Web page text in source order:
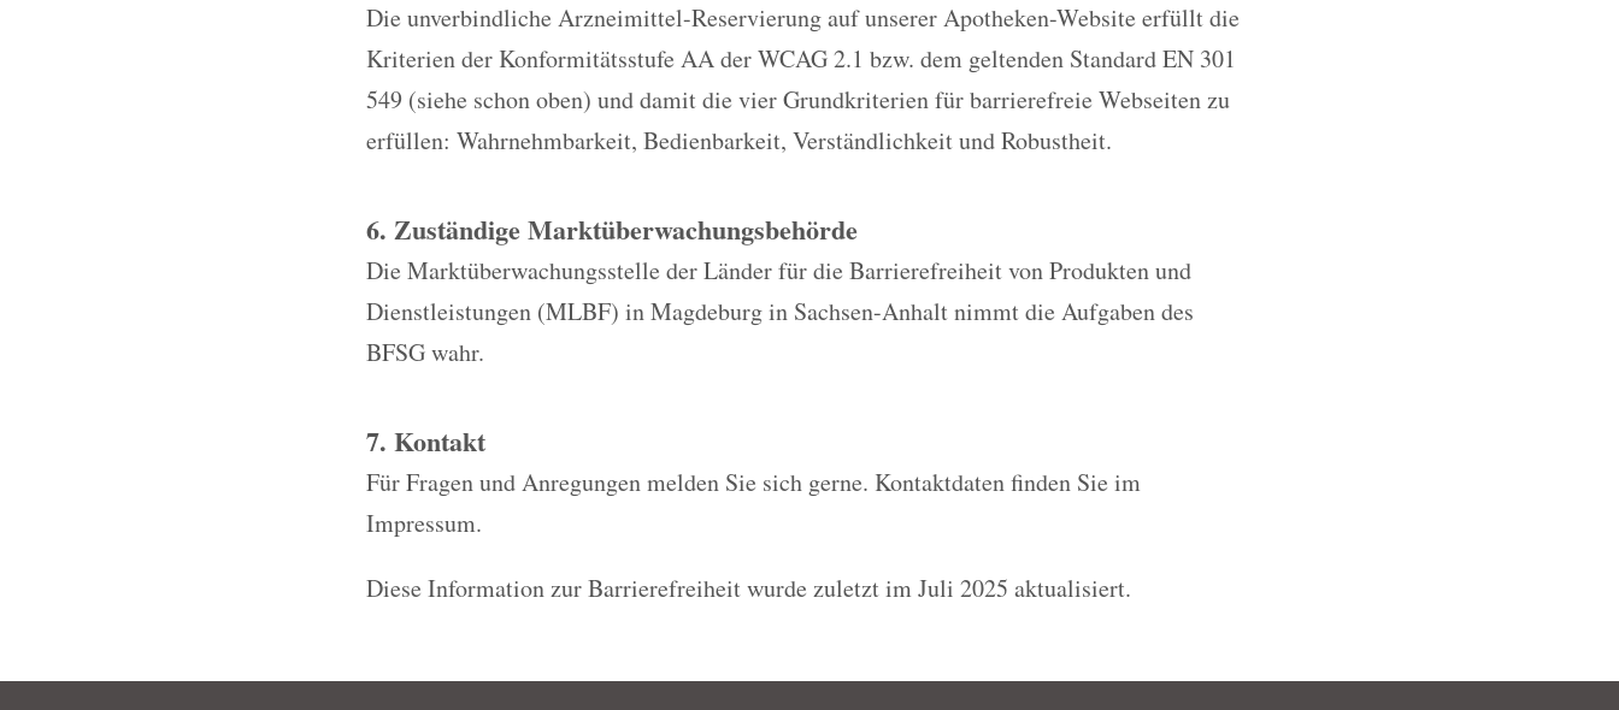
Die unverbindliche Arzneimittel-Reservierung auf unserer Apotheken-Website erfüllt die
Kriterien der Konformitätsstufe AA der WCAG 2.1 bzw. dem geltenden Standard EN 301
549 (siehe schon oben) und damit die vier Grundkriterien für barrierefreie Webseiten zu
erfüllen: Wahrnehmbarkeit, Bedienbarkeit, Verständlichkeit und Robustheit.
6. Zuständige Marktüberwachungsbehörde
Die Marktüberwachungsstelle der Länder für die Barrierefreiheit von Produkten und
Dienstleistungen (MLBF) in Magdeburg in Sachsen-Anhalt nimmt die Aufgaben des
BFSG wahr.
7. Kontakt
Für Fragen und Anregungen melden Sie sich gerne. Kontaktdaten finden Sie im
Impressum.
Diese Information zur Barrierefreiheit wurde zuletzt im Juli 2025 aktualisiert.